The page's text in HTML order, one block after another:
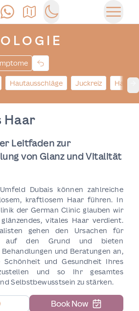
AnrufenAnfahrtSwitch to dark mode
Hautausschläge Juckreiz
Haar
Leitfaden zur
von Glanz und Vitalität
Dubais können zahlreiche
kraftlosem Haar führen. In
der German Clinic glauben wir
vitales Haar verdient.
gehen den Ursachen für
auf den Grund und bieten
und Beratungen an,
und Gesundheit Ihres
und so Ihr gesamtes
Selbstbewusstsein zu stärken.
Book Now